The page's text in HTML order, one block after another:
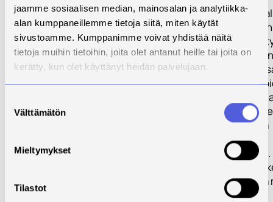
jaamme sosiaalisen median, mainosalan ja analytiikka-
alan kumppaneillemme tietoja siitä, miten käytät
sivustoamme. Kumppanimme voivat yhdistää näitä
tietoja muihin tietoihin, joita olet antanut heille tai joita on
kerätty, kun olet käyttänyt heidän palvelujaan.
valinta
Välttämätön
Mieltymykset
Tilastot
Pohjois-Savon
energia- ja
tutkimus-,
kaipaa lisää
kumppaneita,
voitaisiin tuoda
ajankohtaista
vähähiilisestä ja
ekologisesta
rakentamisesta.
Selvitystyön
myös muissa